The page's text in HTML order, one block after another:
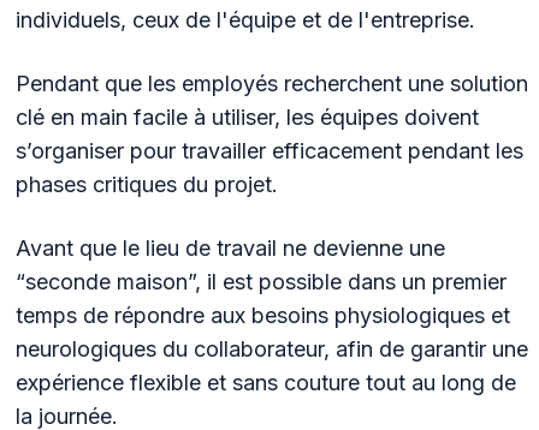
individuels, ceux de l'équipe et de l'entreprise.
Pendant que les employés recherchent une solution
clé en main facile à utiliser, les équipes doivent
s’organiser pour travailler efficacement pendant les
phases critiques du projet.
Avant que le lieu de travail ne devienne une
“seconde maison”, il est possible dans un premier
temps de répondre aux besoins physiologiques et
neurologiques du collaborateur, afin de garantir une
expérience flexible et sans couture tout au long de
la journée.